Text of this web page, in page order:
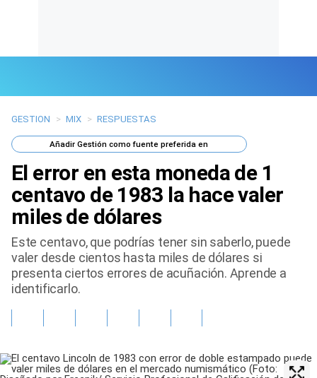
Últimas Noticias
Mi Bolsillo
Respuestas
Gente
Vida Laboral
Tendencias Mix
GESTION > MIX > RESPUESTAS
AñadirGestión como fuente preferida en
El error en esta moneda de 1
centavo de 1983 la hace valer
miles de dólares
Este centavo, que podrías tener sin saberlo, puede
valer desde cientos hasta miles de dólares si
presenta ciertos errores de acuñación. Aprende a
identificarlo.